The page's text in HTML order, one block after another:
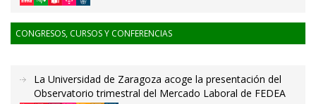
CONGRESOS, CURSOS Y CONFERENCIAS
La Universidad de Zaragoza acoge la presentación del
Observatorio trimestral del Mercado Laboral de FEDEA